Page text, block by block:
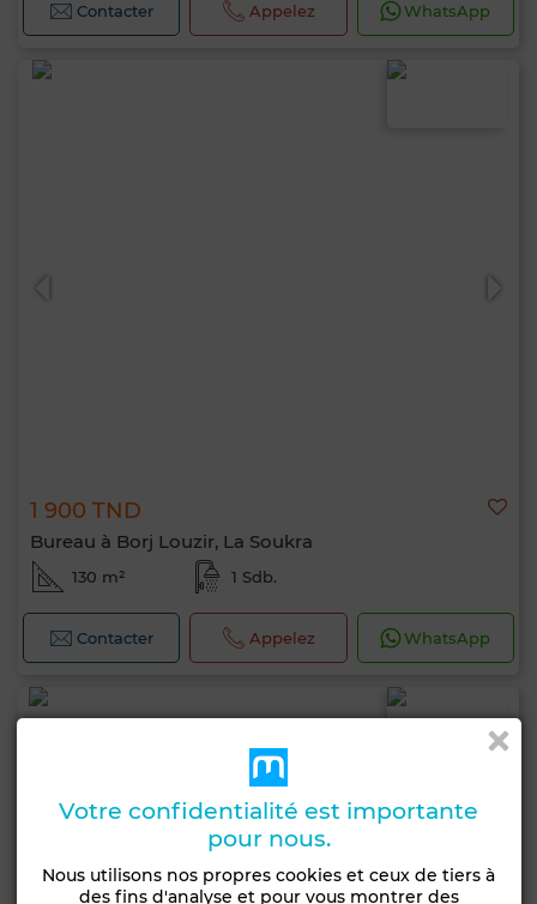
Contacter Appelez WhatsApp
1 900 TND
Bureau à Borj Louzir, La Soukra
130 m² 1 Sdb.
Contacter Appelez WhatsApp
Votre confidentialité est importante
pour nous.
Nous utilisons nos propres cookies et ceux de tiers à
des fins d'analyse et pour vous montrer des